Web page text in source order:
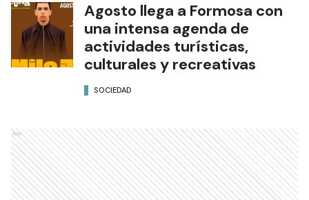
Agosto llega a Formosa con
una intensa agenda de
actividades turísticas,
culturales y recreativas
SOCIEDAD
Ads